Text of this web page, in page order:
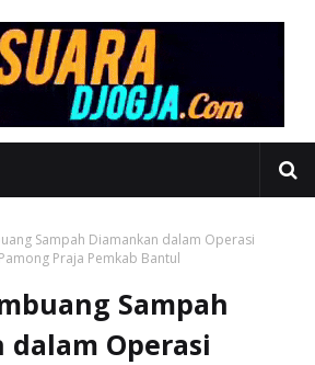
Sampah Diamankan dalam Operasi
Praja Pemkab Bantul
Sampah
dalam Operasi